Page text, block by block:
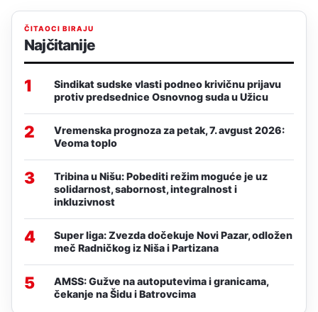
ČITAOCI BIRAJU
Najčitanije
1
Sindikat sudske vlasti podneo krivičnu prijavu
protiv predsednice Osnovnog suda u Užicu
2
Vremenska prognoza za petak, 7. avgust 2026:
Veoma toplo
3
Tribina u Nišu: Pobediti režim moguće je uz
solidarnost, sabornost, integralnost i
inkluzivnost
4
Super liga: Zvezda dočekuje Novi Pazar, odložen
meč Radničkog iz Niša i Partizana
5
AMSS: Gužve na autoputevima i granicama,
čekanje na Šidu i Batrovcima